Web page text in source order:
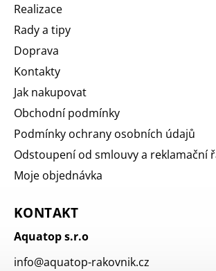
Realizace
Rady a tipy
Doprava
Kontakty
Jak nakupovat
Obchodní podmínky
Podmínky ochrany osobních údajů
Odstoupení od smlouvy a reklamační
Moje objednávka
KONTAKT
Aquatop s.r.o
info@aquatop-rakovnik.cz